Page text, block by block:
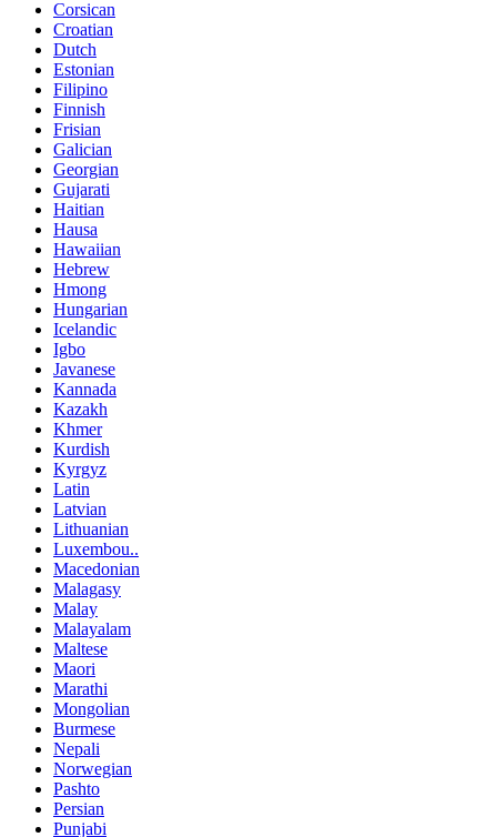
Corsican
Croatian
Dutch
Estonian
Filipino
Finnish
Frisian
Galician
Georgian
Gujarati
Haitian
Hausa
Hawaiian
Hebrew
Hmong
Hungarian
Icelandic
Igbo
Javanese
Kannada
Kazakh
Khmer
Kurdish
Kyrgyz
Latin
Latvian
Lithuanian
Luxembou..
Macedonian
Malagasy
Malay
Malayalam
Maltese
Maori
Marathi
Mongolian
Burmese
Nepali
Norwegian
Pashto
Persian
Punjabi